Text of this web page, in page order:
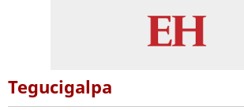
Tegucigalpa